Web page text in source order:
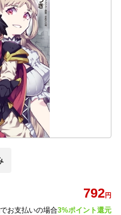
792円
でお支払いの場合3%ポイント還元